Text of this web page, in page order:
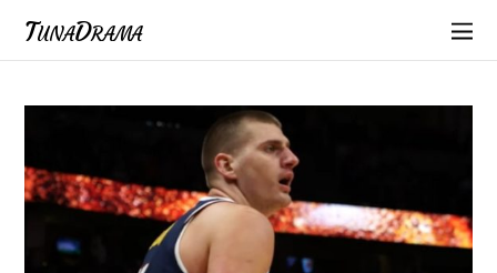
TunaDrama